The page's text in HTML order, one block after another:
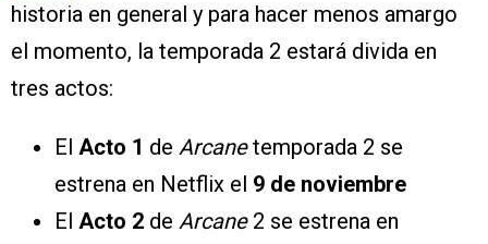
historia en general y para hacer menos amargo
el momento, la temporada 2 estará divida en
tres actos:
El Acto 1 de Arcanetemporada 2 se
estrena en Netflix el 9 de noviembre
El Acto 2 de Arcane 2 se estrena en